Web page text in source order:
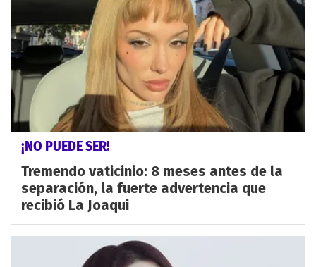
¡NO PUEDE SER!
Tremendo vaticinio: 8 meses antes de la
separación, la fuerte advertencia que
recibió La Joaqui